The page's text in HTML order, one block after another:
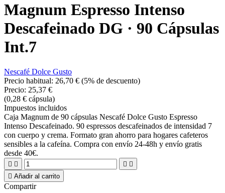
Magnum Espresso Intenso
Descafeinado DG · 90 Cápsulas
Int.7
Nescafé Dolce Gusto
Precio habitual: 26,70 € (5% de descuento)
Precio: 25,37 €
(0,28 € cápsula)
Impuestos incluidos
Caja Magnum de 90 cápsulas Nescafé Dolce Gusto Espresso
Intenso Descafeinado. 90 espressos descafeinados de intensidad 7
con cuerpo y crema. Formato gran ahorro para hogares cafeteros
sensibles a la cafeína. Compra con envío 24-48h y envío gratis
desde 40€.
   
 Añadir al carrito
Compartir